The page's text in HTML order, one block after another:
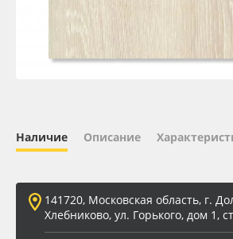
Oracal 641
Orajet 3640
ПЭТ листовой
ПЭТ бэклит
Вспененный ПВХ
Наличие Описание
141720, Московская область, г.
Хлебниково, ул. Горького, дом 1,